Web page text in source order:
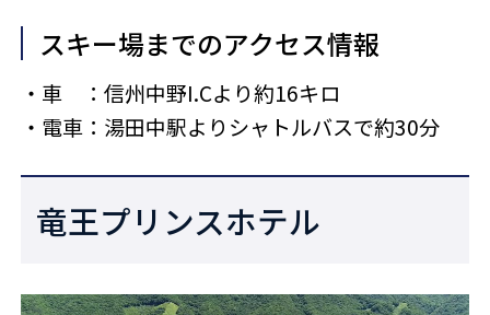
スキー場までのアクセス情報
・車 ：信州中野I.Cより約16キロ
・電車：湯田中駅よりシャトルバスで約30分
竜王プリンスホテル